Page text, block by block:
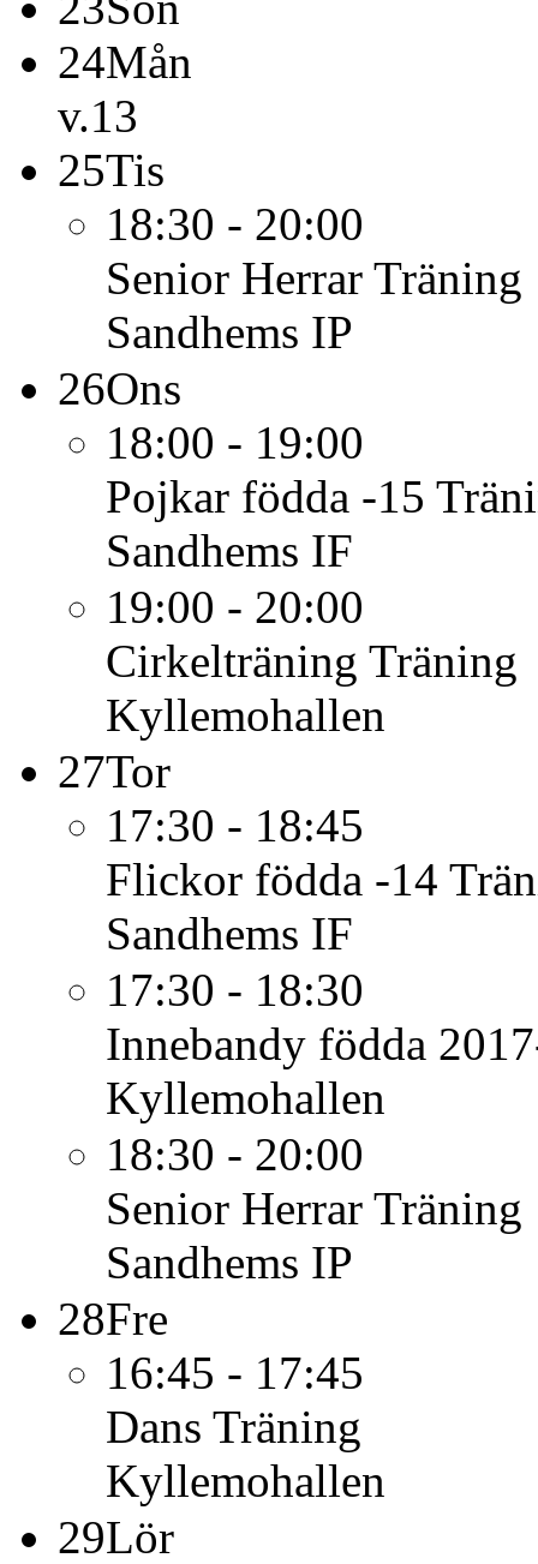
24Mån
v.13
25Tis
18:30 - 20:00
Senior Herrar Träning
Sandhems IP
26Ons
18:00 - 19:00
Pojkar födda -15
Sandhems IF
19:00 - 20:00
Cirkelträning Träning
Kyllemohallen
27Tor
17:30 - 18:45
Flickor födda -14
Sandhems IF
17:30 - 18:30
Innebandy födda
Kyllemohallen
18:30 - 20:00
Senior Herrar Träning
Sandhems IP
28Fre
16:45 - 17:45
Dans Träning
Kyllemohallen
29Lör